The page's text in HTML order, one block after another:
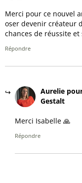
Merci pour ce nouvel
oser devenir créateur
chances de réussite
Répondre
Aurelie
Gestalt
Merci Isabelle 🙏
Répondre